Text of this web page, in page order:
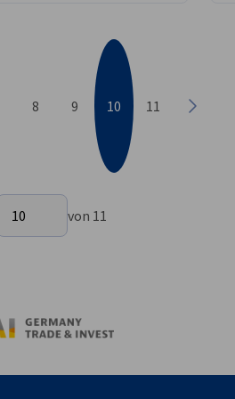
8 9 10 11
Nächste
Seite 10 von 11
auswählen
10 von 11